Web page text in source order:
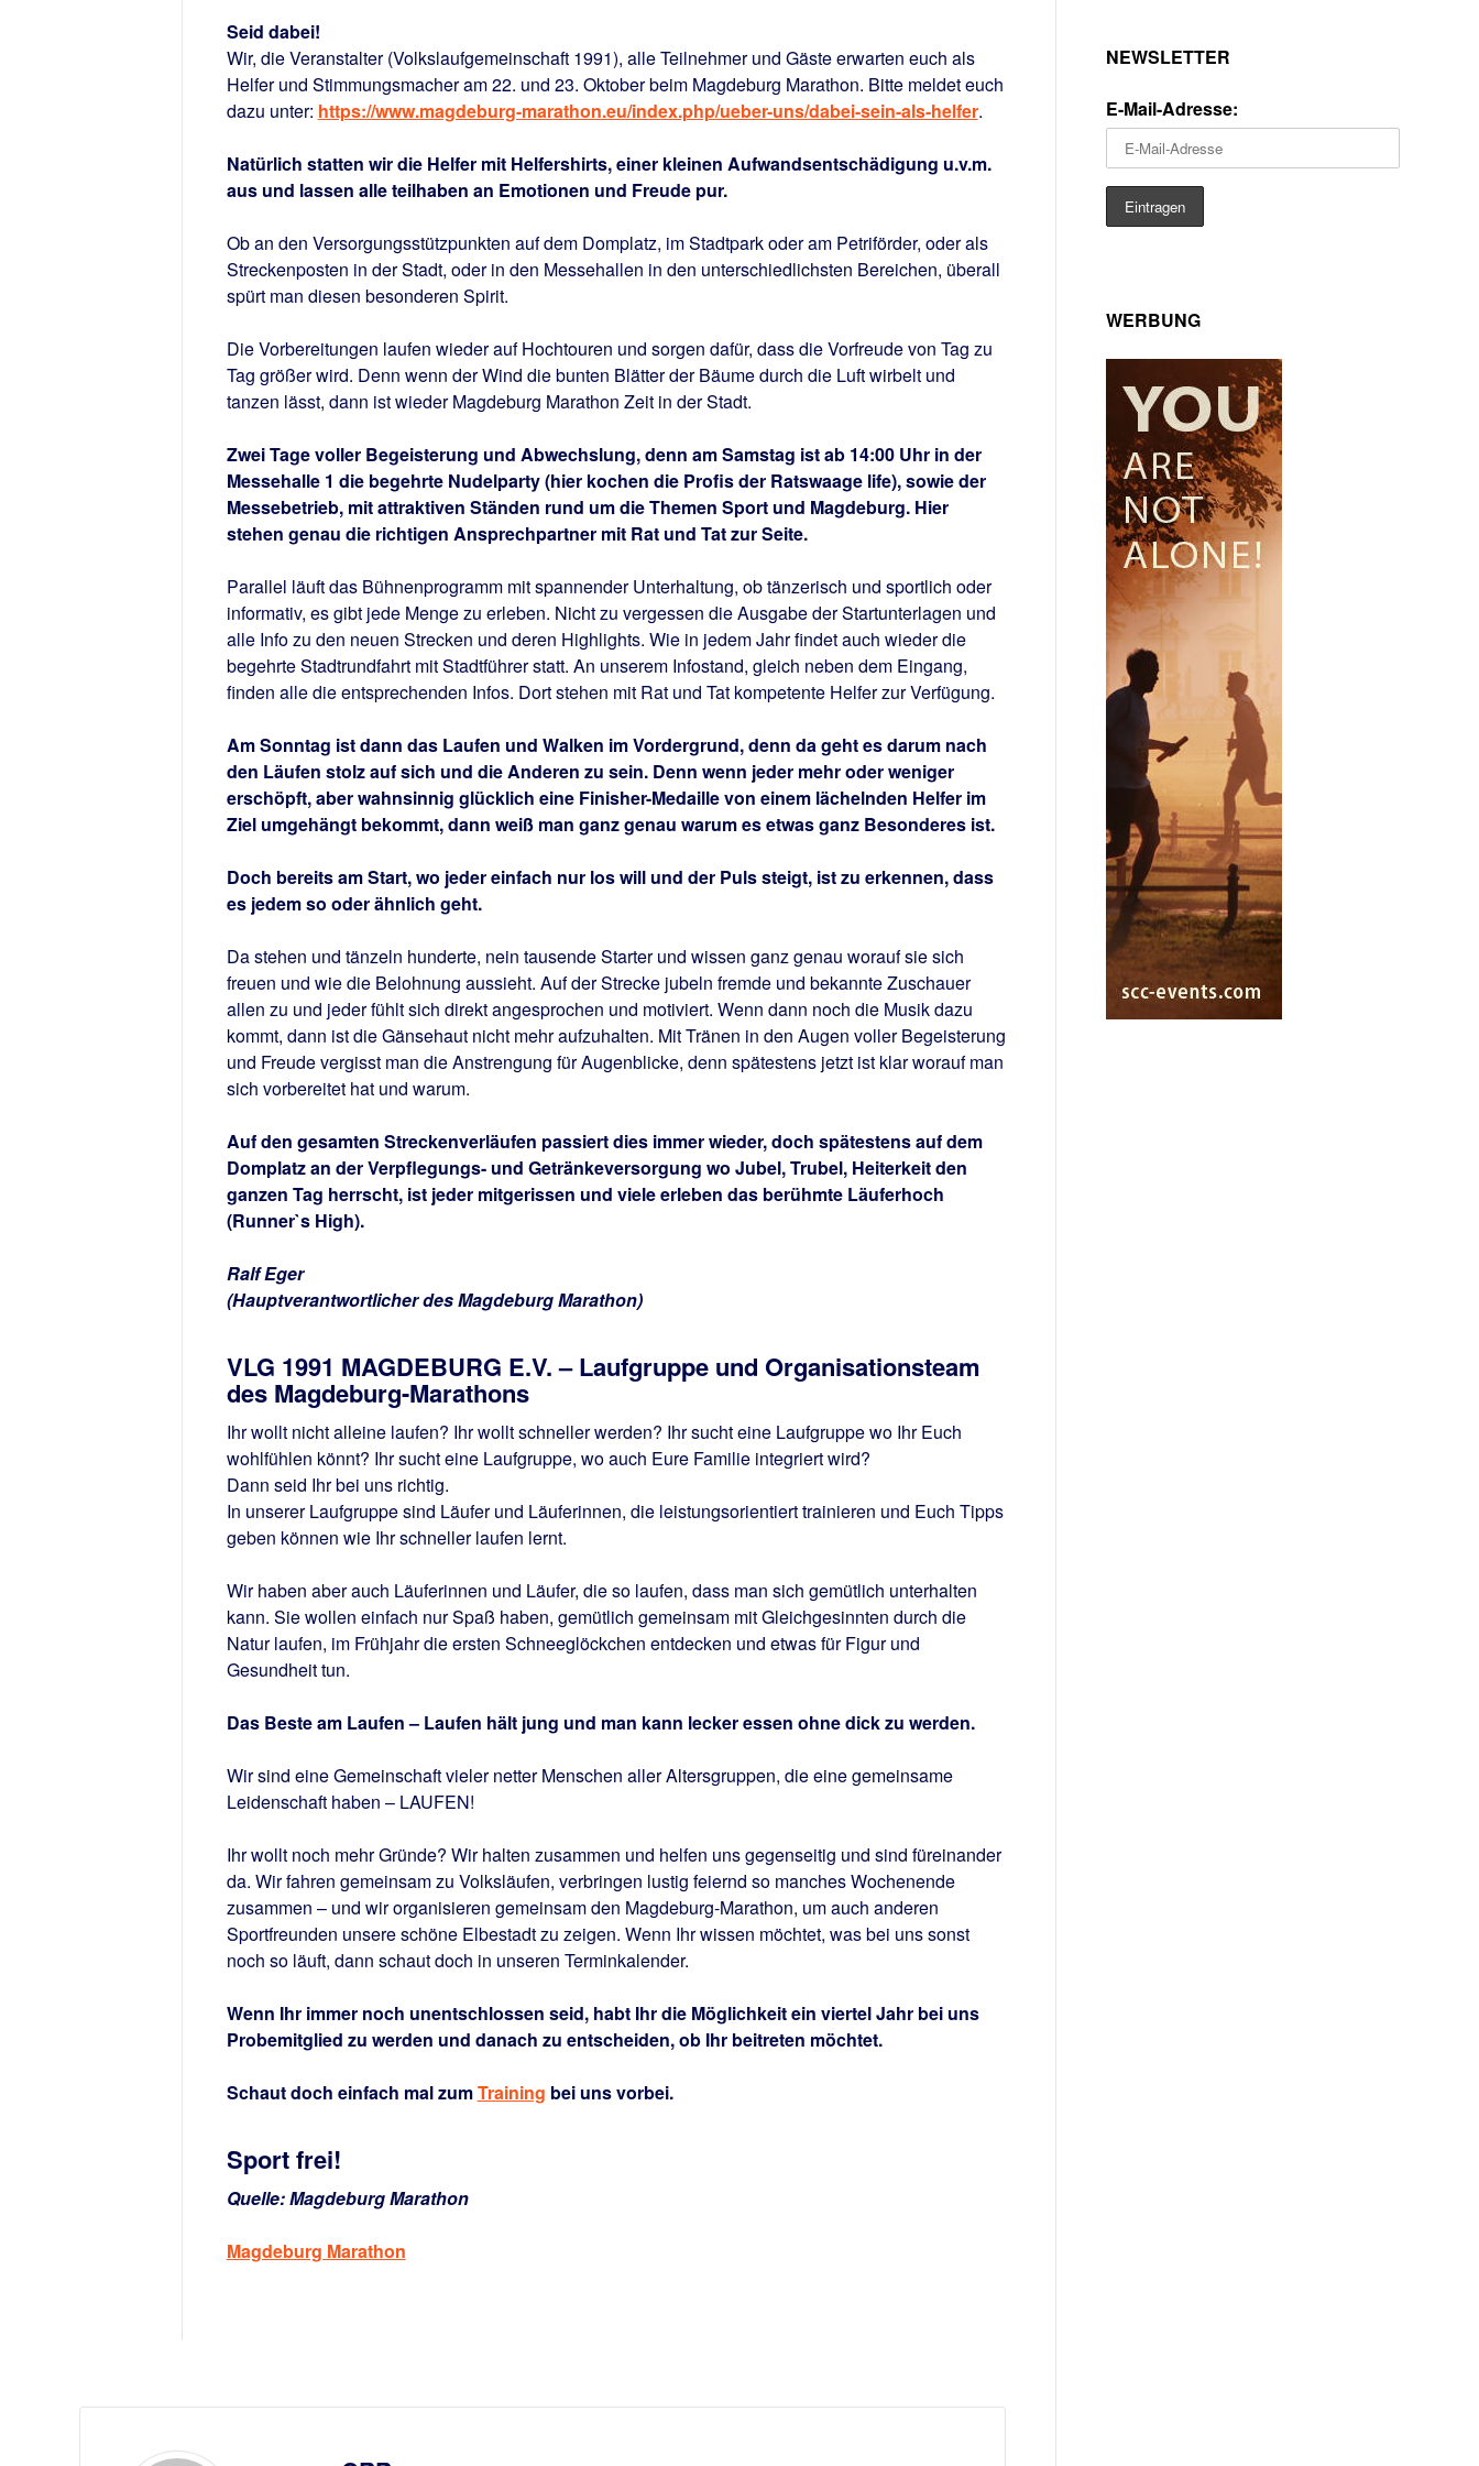
Seid dabei!
Wir, die Veranstalter (Volkslaufgemeinschaft 1991), alle Teilnehmer und Gäste erwarten euch als
Helfer und Stimmungsmacher am 22. und 23. Oktober beim Magdeburg Marathon. Bitte meldet euch
dazu unter: https://www.magdeburg-marathon.eu/index.php/ueber-uns/dabei-sein-als-helfer.
Natürlich statten wir die Helfer mit Helfershirts, einer kleinen Aufwandsentschädigung u.v.m.
aus und lassen alle teilhaben an Emotionen und Freude pur.
Ob an den Versorgungsstützpunkten auf dem Domplatz, im Stadtpark oder am Petriförder, oder als
Streckenposten in der Stadt, oder in den Messehallen in den unterschiedlichsten Bereichen, überall
spürt man diesen besonderen Spirit.
Die Vorbereitungen laufen wieder auf Hochtouren und sorgen dafür, dass die Vorfreude von Tag zu
Tag größer wird. Denn wenn der Wind die bunten Blätter der Bäume durch die Luft wirbelt und
tanzen lässt, dann ist wieder Magdeburg Marathon Zeit in der Stadt.
Zwei Tage voller Begeisterung und Abwechslung, denn am Samstag ist ab 14:00 Uhr in der
Messehalle 1 die begehrte Nudelparty (hier kochen die Profis der Ratswaage life), sowie der
Messebetrieb, mit attraktiven Ständen rund um die Themen Sport und Magdeburg. Hier
stehen genau die richtigen Ansprechpartner mit Rat und Tat zur Seite.
Parallel läuft das Bühnenprogramm mit spannender Unterhaltung, ob tänzerisch und sportlich oder
informativ, es gibt jede Menge zu erleben. Nicht zu vergessen die Ausgabe der Startunterlagen und
alle Info zu den neuen Strecken und deren Highlights. Wie in jedem Jahr findet auch wieder die
begehrte Stadtrundfahrt mit Stadtführer statt. An unserem Infostand, gleich neben dem Eingang,
finden alle die entsprechenden Infos. Dort stehen mit Rat und Tat kompetente Helfer zur Verfügung.
Am Sonntag ist dann das Laufen und Walken im Vordergrund, denn da geht es darum nach
den Läufen stolz auf sich und die Anderen zu sein. Denn wenn jeder mehr oder weniger
erschöpft, aber wahnsinnig glücklich eine Finisher-Medaille von einem lächelnden Helfer im
Ziel umgehängt bekommt, dann weiß man ganz genau warum es etwas ganz Besonderes ist.
Doch bereits am Start, wo jeder einfach nur los will und der Puls steigt, ist zu erkennen, dass
es jedem so oder ähnlich geht.
Da stehen und tänzeln hunderte, nein tausende Starter und wissen ganz genau worauf sie sich
freuen und wie die Belohnung aussieht. Auf der Strecke jubeln fremde und bekannte Zuschauer
allen zu und jeder fühlt sich direkt angesprochen und motiviert. Wenn dann noch die Musik dazu
kommt, dann ist die Gänsehaut nicht mehr aufzuhalten. Mit Tränen in den Augen voller Begeisterung
und Freude vergisst man die Anstrengung für Augenblicke, denn spätestens jetzt ist klar worauf man
sich vorbereitet hat und warum.
Auf den gesamten Streckenverläufen passiert dies immer wieder, doch spätestens auf dem
Domplatz an der Verpflegungs- und Getränkeversorgung wo Jubel, Trubel, Heiterkeit den
ganzen Tag herrscht, ist jeder mitgerissen und viele erleben das berühmte Läuferhoch
(Runner`s High).
Ralf Eger
(Hauptverantwortlicher des Magdeburg Marathon)
VLG 1991 MAGDEBURG E.V. – Laufgruppe und Organisationsteam
des Magdeburg-Marathons
Ihr wollt nicht alleine laufen? Ihr wollt schneller werden? Ihr sucht eine Laufgruppe wo Ihr Euch
wohlfühlen könnt? Ihr sucht eine Laufgruppe, wo auch Eure Familie integriert wird?
Dann seid Ihr bei uns richtig.
In unserer Laufgruppe sind Läufer und Läuferinnen, die leistungsorientiert trainieren und Euch Tipps
geben können wie Ihr schneller laufen lernt.
Wir haben aber auch Läuferinnen und Läufer, die so laufen, dass man sich gemütlich unterhalten
kann. Sie wollen einfach nur Spaß haben, gemütlich gemeinsam mit Gleichgesinnten durch die
Natur laufen, im Frühjahr die ersten Schneeglöckchen entdecken und etwas für Figur und
Gesundheit tun.
Das Beste am Laufen – Laufen hält jung und man kann lecker essen ohne dick zu werden.
Wir sind eine Gemeinschaft vieler netter Menschen aller Altersgruppen, die eine gemeinsame
Leidenschaft haben – LAUFEN!
Ihr wollt noch mehr Gründe? Wir halten zusammen und helfen uns gegenseitig und sind füreinander
da. Wir fahren gemeinsam zu Volksläufen, verbringen lustig feiernd so manches Wochenende
zusammen – und wir organisieren gemeinsam den Magdeburg-Marathon, um auch anderen
Sportfreunden unsere schöne Elbestadt zu zeigen. Wenn Ihr wissen möchtet, was bei uns sonst
noch so läuft, dann schaut doch in unseren Terminkalender.
Wenn Ihr immer noch unentschlossen seid, habt Ihr die Möglichkeit ein viertel Jahr bei uns
Probemitglied zu werden und danach zu entscheiden, ob Ihr beitreten möchtet.
Schaut doch einfach mal zumTraining bei uns vorbei.
Sport frei!
Quelle: Magdeburg Marathon
Magdeburg Marathon
NEWSLETTER
E-Mail-Adresse:
WERBUNG